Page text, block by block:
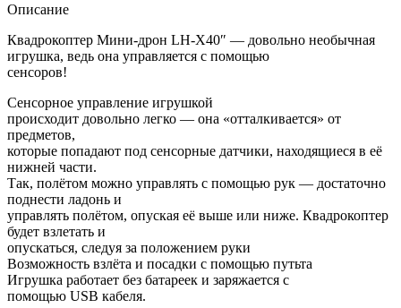
Описание
Квадрокоптер Мини-дрон LH-X40″ — довольно необычная
игрушка, ведь она управляется с помощью
сенсоров!
Сенсорное управление игрушкой
происходит довольно легко — она «отталкивается» от
предметов,
которые попадают под сенсорные датчики, находящиеся в её
нижней части.
Так, полётом можно управлять с помощью рук — достаточно
поднести ладонь и
управлять полётом, опуская её выше или ниже. Квадрокоптер
будет взлетать и
опускаться, следуя за положением руки
Возможность взлёта и посадки с помощью путьта
Игрушка работает без батареек и заряжается с
помощью USB кабеля.